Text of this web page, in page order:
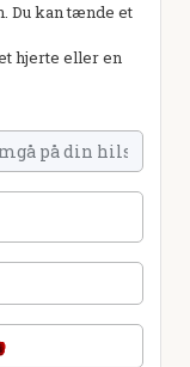
Du kan tænde et
hjerte eller en